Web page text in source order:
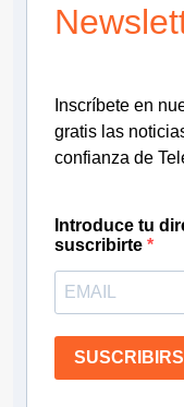
Inscríbete en
gratis las
confianza de
Introduce tu
suscribirte